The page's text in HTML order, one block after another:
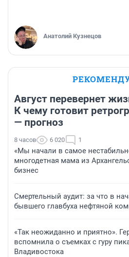
Анатолий Кузнецов
Август перевернет
К чему готовит
— прогноз
8 часов 6 020 1
«Мы начали в самое
многодетная мама из
бизнес
Смертельный аудит: за что в
бывшего главбуха нефтяной
«Так неожиданно и приятно».
вспомнила о съемках с гуру
Владивостока